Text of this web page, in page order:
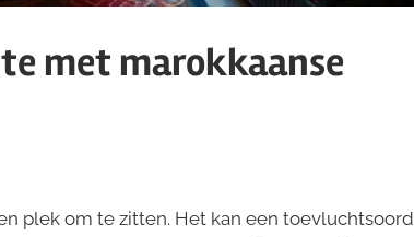
met marokkaanse
plek om te zitten. Het kan een toevluchtsoord